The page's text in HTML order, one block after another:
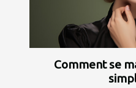
Comment se